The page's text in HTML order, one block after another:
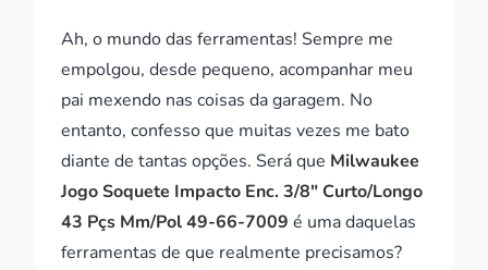
Ah, o mundo das ferramentas! Sempre me
empolgou, desde pequeno, acompanhar meu
pai mexendo nas coisas da garagem. No
entanto, confesso que muitas vezes me bato
diante de tantas opções. Será que Milwaukee
Jogo Soquete Impacto Enc. 3/8" Curto/Longo
43 Pçs Mm/Pol 49-66-7009 é uma daquelas
ferramentas de que realmente precisamos?